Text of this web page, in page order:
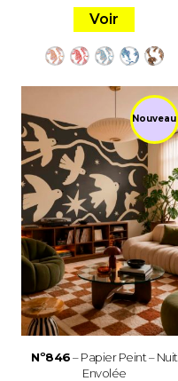
Voir
Nouveau
Nº846– Papier Peint – Nuit
Envolée